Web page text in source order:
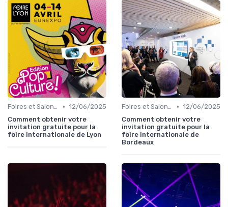
Foires et Salons Grand Public • 12/06/2025
Comment obtenir votre
invitation gratuite pour la
foire internationale de Lyon
Foires et Salons Grand Public • 12/06/2025
Comment obtenir votre
invitation gratuite pour la
foire internationale de
Bordeaux